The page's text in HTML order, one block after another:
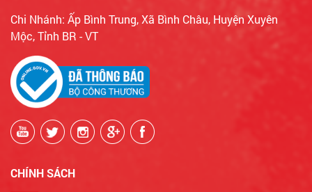
Chi Nhánh: Ấp Bình Trung, Xã Bình Châu, Huyện Xuyên
Mộc, Tỉnh BR - VT
CHÍNH SÁCH